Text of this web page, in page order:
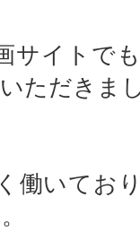
サイトで
ただきま
働いてお